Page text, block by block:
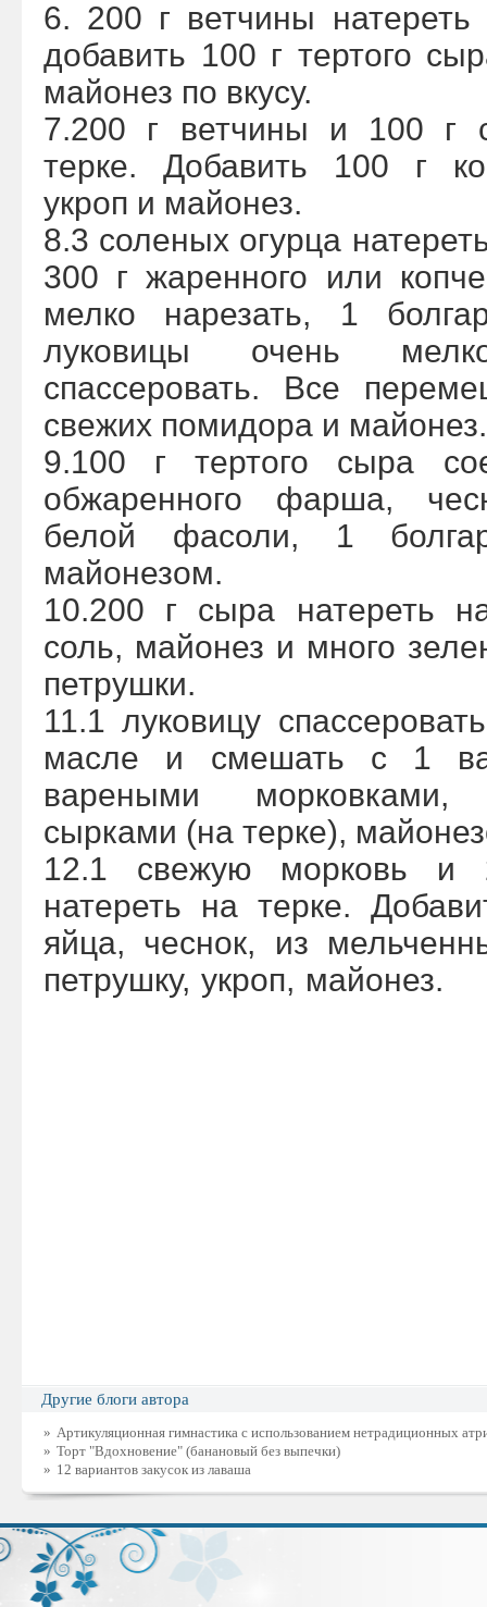
6. 200 г ветчины натереть
добавить 100 г тертого
майонез по вкусу.
7.200 г ветчины и 100 г
терке. Добавить 100 г
укроп и майонез.
8.3 соленых огурца
300 г жаренного или
мелко нарезать, 1
луковицы очень
спассеровать. Все
свежих помидора и майонез.
9.100 г тертого сыра
обжаренного фарша,
белой фасоли, 1
майонезом.
10.200 г сыра натереть
соль, майонез и много
петрушки.
11.1 луковицу
масле и смешать с 1
вареными
сырками (на терке),
12.1 свежую морковь и
натереть на терке.
яйца, чеснок, из
петрушку, укроп, майонез.
Другие блоги автора
» Артикуляционная гимнастика с использованием нетрадиционных
» Торт "Вдохновение" (банановый без выпечки)
» 12 вариантов закусок из лаваша